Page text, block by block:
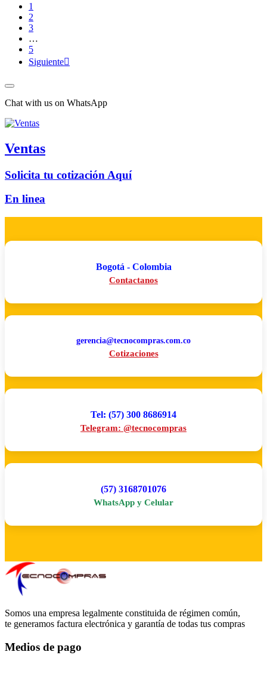
1
2
3
…
5
Siguiente
Chat with us on WhatsApp
Ventas
Solicita tu cotización Aquí
En linea
Bogotá - Colombia
Contactanos
gerencia@tecnocompras.com.co
Cotizaciones
Tel: (57) 300 8686914
Telegram: @tecnocompras
(57) 3168701076
WhatsApp y Celular
Somos una empresa legalmente constituida de régimen común,
te generamos factura electrónica y garantía de todas tus compras
Medios de pago